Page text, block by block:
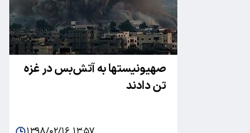
صهیونیستها به آتش‌بس در غزه
تن دادند